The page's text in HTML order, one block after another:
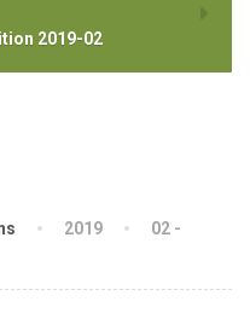
2019-02
2019
02 -